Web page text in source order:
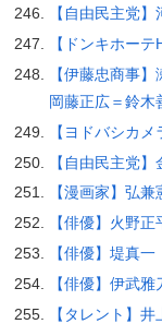
【自由民主党
【ドンキホー
【伊藤忠商事
岡藤正広＝鈴木
【ヨドバシカ
【自由民主党】
【漫画家】弘
【俳優】火野正
【俳優】堤真一
【俳優】伊武雅
【タレント】井